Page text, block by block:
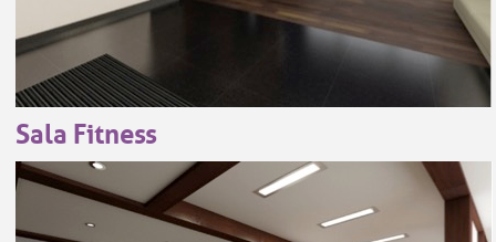
Sala Fitness